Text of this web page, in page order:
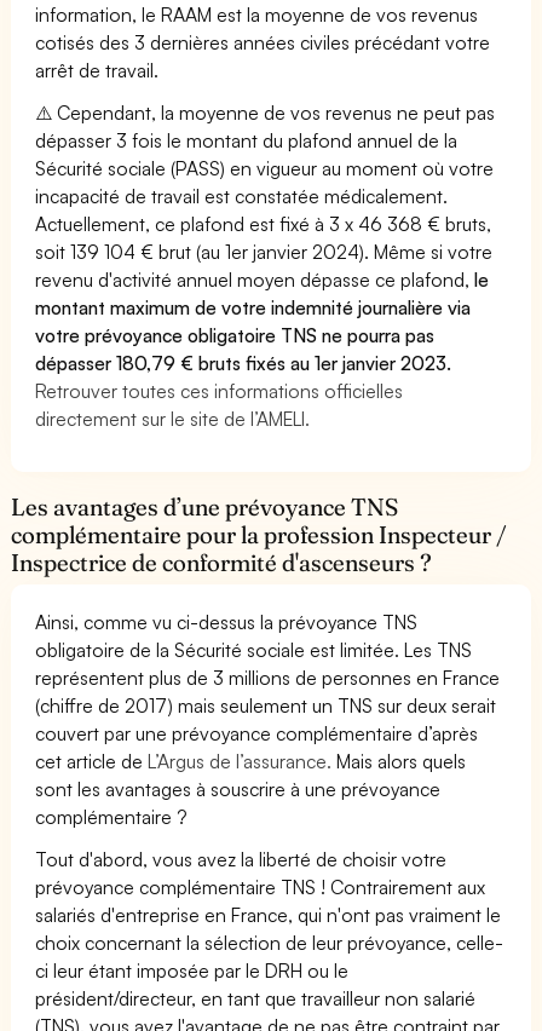
information, le RAAM est la moyenne de vos revenus
cotisés des 3 dernières années civiles précédant votre
arrêt de travail.
⚠️ Cependant, la moyenne de vos revenus ne peut pas
dépasser 3 fois le montant du plafond annuel de la
Sécurité sociale (PASS) en vigueur au moment où votre
incapacité de travail est constatée médicalement.
Actuellement, ce plafond est fixé à 3 x 46 368 € bruts,
soit 139 104 € brut (au 1er janvier 2024). Même si votre
revenu d'activité annuel moyen dépasse ce plafond,le
montant maximum de votre indemnité journalière via
votre prévoyance obligatoire TNS ne pourra pas
dépasser 180,79 € bruts fixés au 1er janvier 2023.
Retrouver toutes ces informations officielles
directement sur le site de l’AMELI.
Les avantages d’une prévoyance TNS
complémentaire pour la profession Inspecteur /
Inspectrice de conformité d'ascenseurs ?
Ainsi, comme vu ci-dessus la prévoyance TNS
obligatoire de la Sécurité sociale est limitée. Les TNS
représentent plus de 3 millions de personnes en France
(chiffre de 2017) mais seulement un TNS sur deux serait
couvert par une prévoyance complémentaire d’après
cet article deL’Argus de l’assurance. Mais alors quels
sont les avantages à souscrire à une prévoyance
complémentaire ?
Tout d'abord, vous avez la liberté de choisir votre
prévoyance complémentaire TNS ! Contrairement aux
salariés d'entreprise en France, qui n'ont pas vraiment le
choix concernant la sélection de leur prévoyance, celle-
ci leur étant imposée par le DRH ou le
président/directeur, en tant que travailleur non salarié
(TNS), vous avez l'avantage de ne pas être contraint par